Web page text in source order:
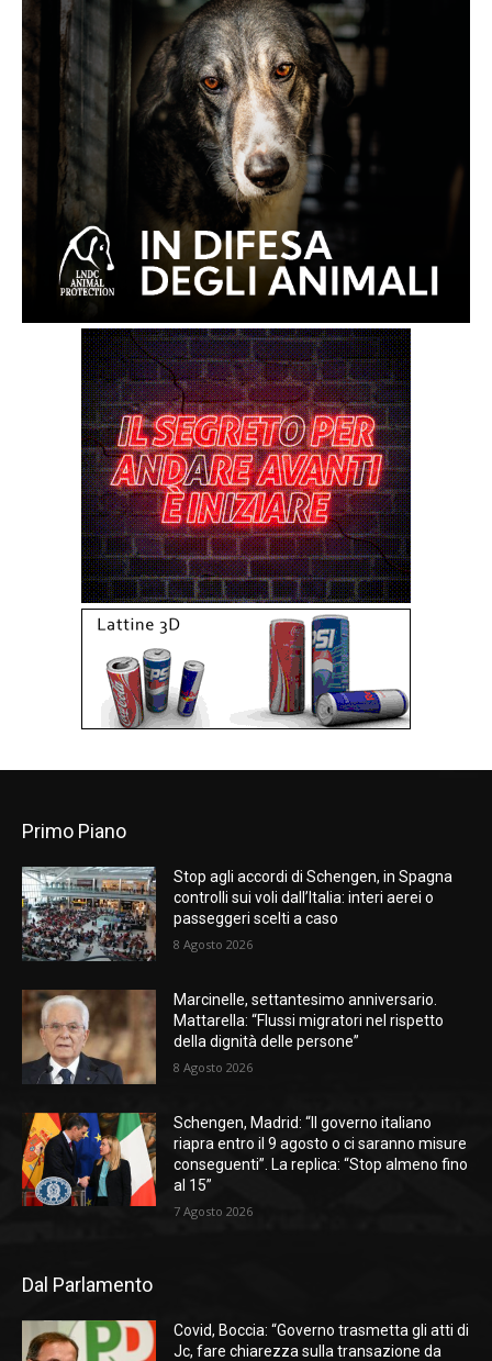
Primo Piano
Stop agli accordi di Schengen, in Spagna
controlli sui voli dall’Italia: interi aerei o
passeggeri scelti a caso
8 Agosto 2026
Marcinelle, settantesimo anniversario.
Mattarella: “Flussi migratori nel rispetto
della dignità delle persone”
8 Agosto 2026
Schengen, Madrid: “Il governo italiano
riapra entro il 9 agosto o ci saranno misure
conseguenti”. La replica: “Stop almeno fino
al 15”
7 Agosto 2026
Dal Parlamento
Covid, Boccia: “Governo trasmetta gli atti di
Jc, fare chiarezza sulla transazione da